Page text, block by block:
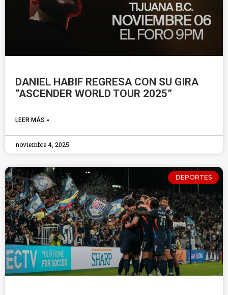
DANIEL HABIF REGRESA CON SU GIRA
“ASCENDER WORLD TOUR 2025”
LEER MÁS »
noviembre 4, 2025
DEPORTES